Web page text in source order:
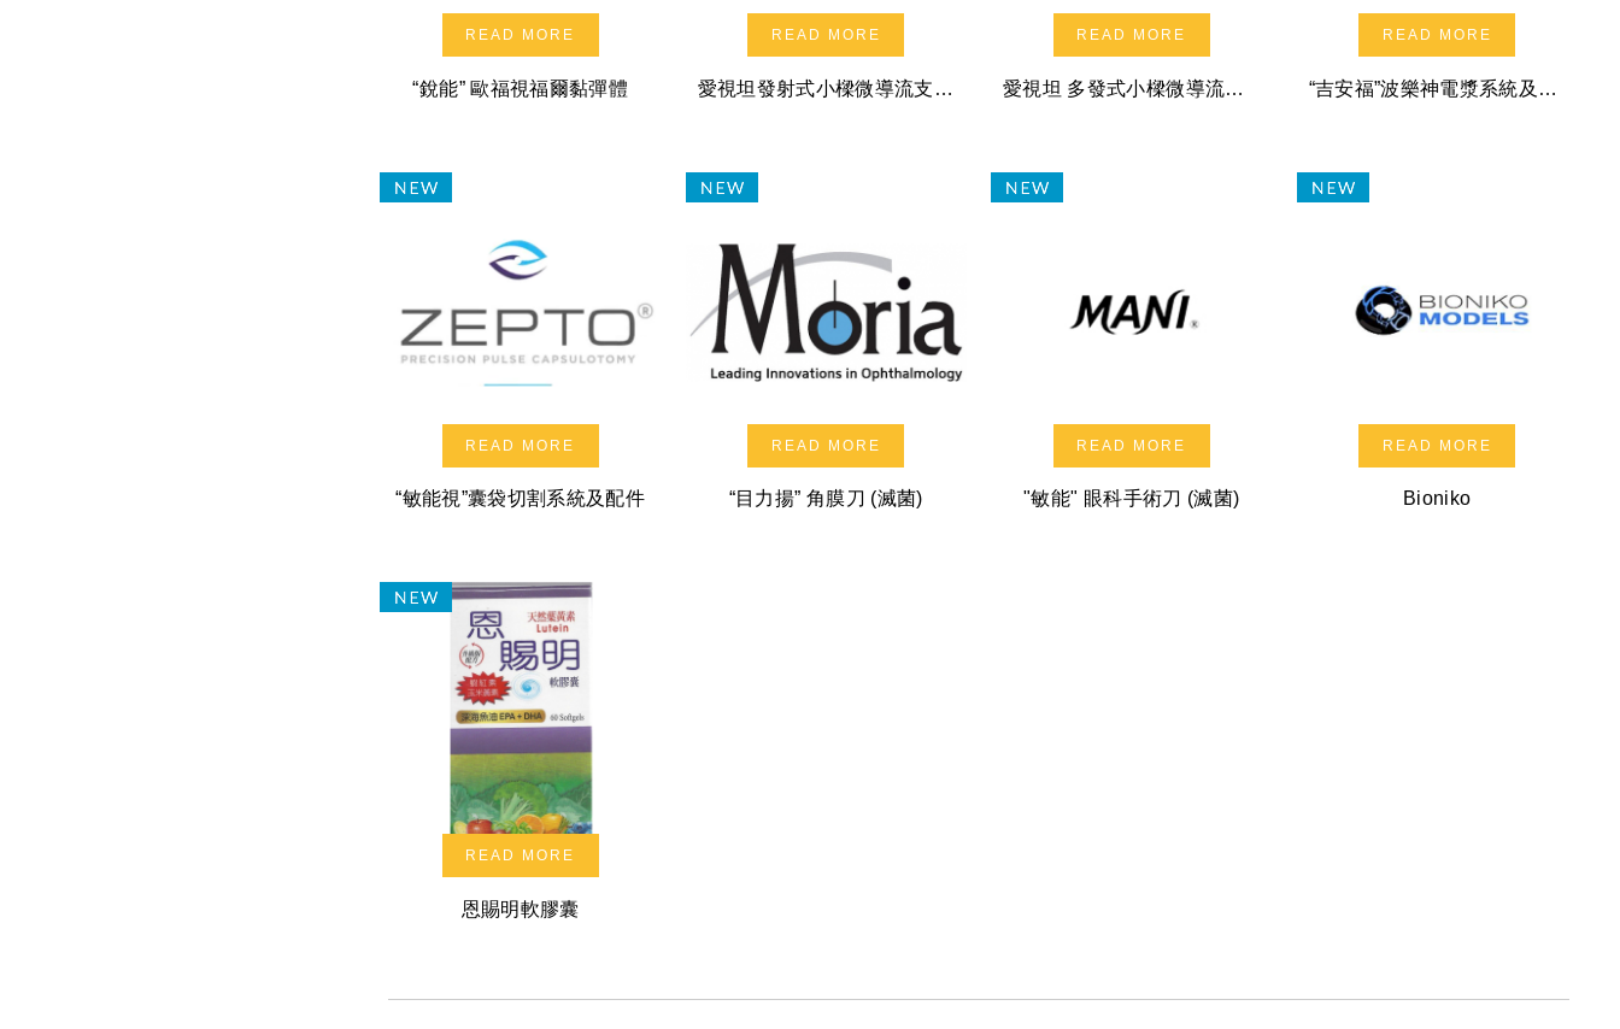
READ MORE
“銳能” 歐福視福爾黏彈體
READ MORE
愛視坦發射式小樑微導流支架系統
READ MORE
愛視坦 多發式小樑微導流支架系統
READ MORE
“吉安福”波樂神電漿系統及配件
READ MORE
“敏能視”囊袋切割系統及配件
READ MORE
“目力揚” 角膜刀 (滅菌)
READ MORE
"敏能" 眼科手術刀 (滅菌)
READ MORE
Bioniko
READ MORE
恩賜明軟膠囊